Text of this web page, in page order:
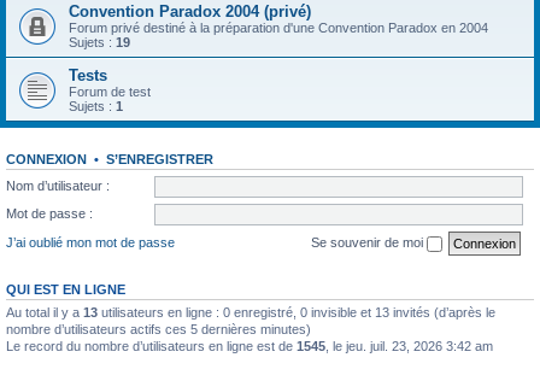
Convention Paradox 2004 (privé)
Forum privé destiné à la préparation d'une Convention Paradox en 2004
Sujets : 19
Tests
Forum de test
Sujets : 1
CONNEXION • S’ENREGISTRER
Nom d’utilisateur :
Mot de passe :
J’ai oublié mon mot de passe
Se souvenir de moi
QUI EST EN LIGNE
Au total il y a 13 utilisateurs en ligne : 0 enregistré, 0 invisible et 13 invités (d’après le
nombre d’utilisateurs actifs ces 5 dernières minutes)
Le record du nombre d’utilisateurs en ligne est de 1545 , le jeu. juil. 23, 2026 3:42 am